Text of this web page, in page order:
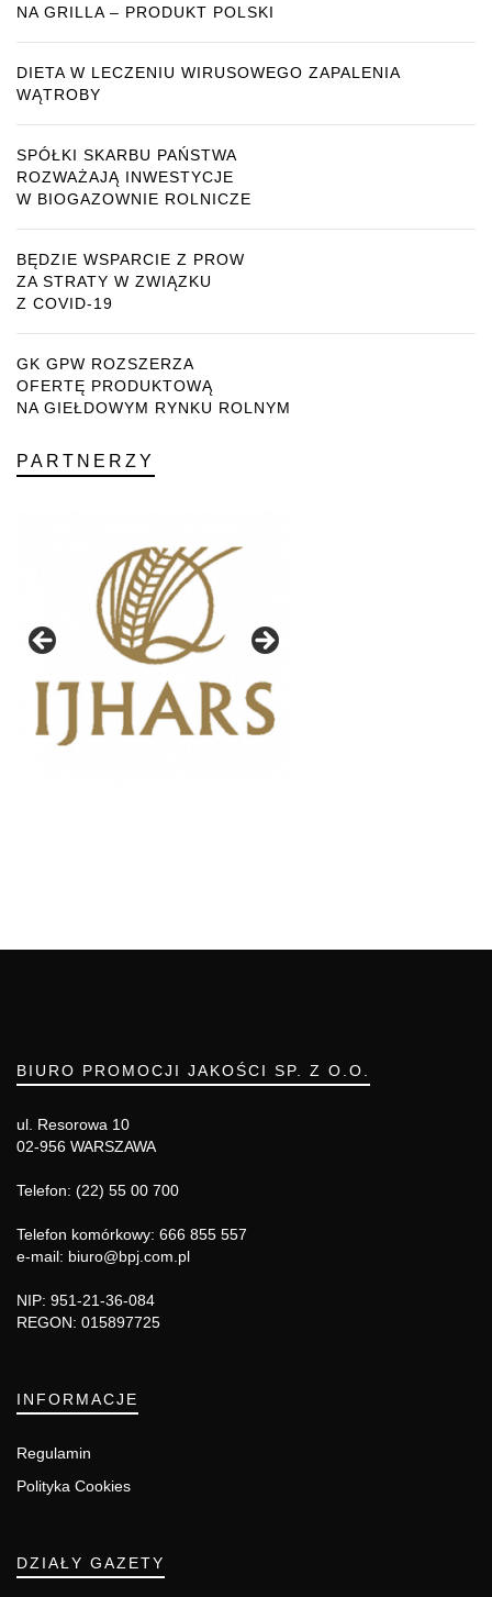
NA GRILLA – PRODUKT POLSKI
DIETA W LECZENIU WIRUSOWEGO ZAPALENIA
WĄTROBY
SPÓŁKI SKARBU PAŃSTWA
ROZWAŻAJĄ INWESTYCJE
W BIOGAZOWNIE ROLNICZE
BĘDZIE WSPARCIE Z PROW
ZA STRATY W ZWIĄZKU
Z COVID-19
GK GPW ROZSZERZA
OFERTĘ PRODUKTOWĄ
NA GIEŁDOWYM RYNKU ROLNYM
PARTNERZY
BIURO PROMOCJI JAKOŚCI SP. Z O.O.
ul. Resorowa 10
02-956 WARSZAWA
Telefon: (22) 55 00 700
Telefon komórkowy: 666 855 557
e-mail: biuro@bpj.com.pl
NIP: 951-21-36-084
REGON: 015897725
INFORMACJE
Regulamin
Polityka Cookies
DZIAŁY GAZETY